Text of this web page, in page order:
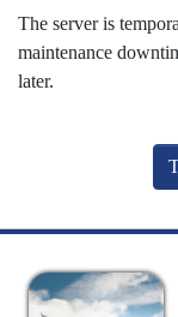
The server is
maintenance
later.